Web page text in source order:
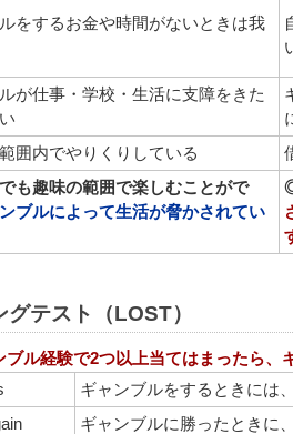
をするお金や時間がないときは我
が仕事・学校・生活に支障をきた
囲内でやりくりしている
も趣味の範囲で楽しむことがで
ブルによって生活が脅かされてい
テスト（LOST）
ブル経験で2つ以上当てはまったら、
ギャンブルをするときには
ギャンブルに勝ったときに